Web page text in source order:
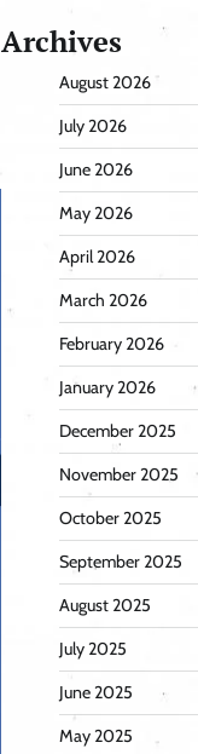
Archives
August 2026
July 2026
June 2026
May 2026
April 2026
March 2026
February 2026
January 2026
December 2025
November 2025
October 2025
September 2025
August 2025
July 2025
June 2025
May 2025